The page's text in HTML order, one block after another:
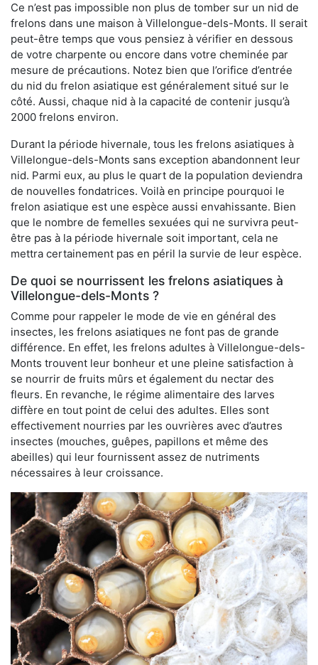
Ce n’est pas impossible non plus de tomber sur un nid de
frelons dans une maison à Villelongue-dels-Monts. Il serait
peut-être temps que vous pensiez à vérifier en dessous
de votre charpente ou encore dans votre cheminée par
mesure de précautions. Notez bien que l’orifice d’entrée
du nid du frelon asiatique est généralement situé sur le
côté. Aussi, chaque nid à la capacité de contenir jusqu’à
2000 frelons environ.
Durant la période hivernale, tous les frelons asiatiques à
Villelongue-dels-Monts sans exception abandonnent leur
nid. Parmi eux, au plus le quart de la population deviendra
de nouvelles fondatrices. Voilà en principe pourquoi le
frelon asiatique est une espèce aussi envahissante. Bien
que le nombre de femelles sexuées qui ne survivra peut-
être pas à la période hivernale soit important, cela ne
mettra certainement pas en péril la survie de leur espèce.
De quoi se nourrissent les frelons asiatiques à
Villelongue-dels-Monts ?
Comme pour rappeler le mode de vie en général des
insectes, les frelons asiatiques ne font pas de grande
différence. En effet, les frelons adultes à Villelongue-dels-
Monts trouvent leur bonheur et une pleine satisfaction à
se nourrir de fruits mûrs et également du nectar des
fleurs. En revanche, le régime alimentaire des larves
diffère en tout point de celui des adultes. Elles sont
effectivement nourries par les ouvrières avec d’autres
insectes (mouches, guêpes, papillons et même des
abeilles) qui leur fournissent assez de nutriments
nécessaires à leur croissance.